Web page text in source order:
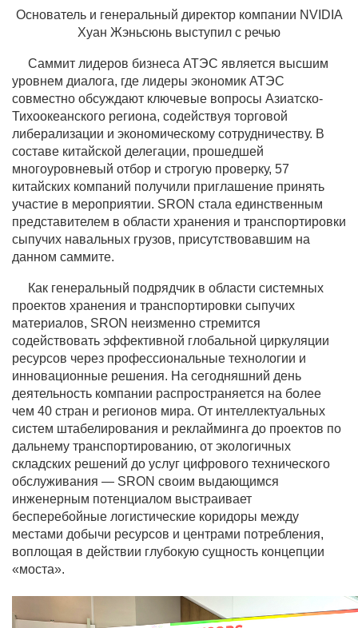
Основатель и генеральный директор компании NVIDIA
Хуан Жэньсюнь выступил с речью
Саммит лидеров бизнеса АТЭС является высшим
уровнем диалога, где лидеры экономик АТЭС
совместно обсуждают ключевые вопросы Азиатско-
Тихоокеанского региона, содействуя торговой
либерализации и экономическому сотрудничеству. В
составе китайской делегации, прошедшей
многоуровневый отбор и строгую проверку, 57
китайских компаний получили приглашение принять
участие в мероприятии. SRON стала единственным
представителем в области хранения и транспортировки
сыпучих навальных грузов, присутствовавшим на
данном саммите.
Как генеральный подрядчик в области системных
проектов хранения и транспортировки сыпучих
материалов, SRON неизменно стремится
содействовать эффективной глобальной циркуляции
ресурсов через профессиональные технологии и
инновационные решения. На сегодняшний день
деятельность компании распространяется на более
чем 40 стран и регионов мира. От интеллектуальных
систем штабелирования и реклайминга до проектов по
дальнему транспортированию, от экологичных
складских решений до услуг цифрового технического
обслуживания — SRON своим выдающимся
инженерным потенциалом выстраивает
бесперебойные логистические коридоры между
местами добычи ресурсов и центрами потребления,
воплощая в действии глубокую сущность концепции
«моста».